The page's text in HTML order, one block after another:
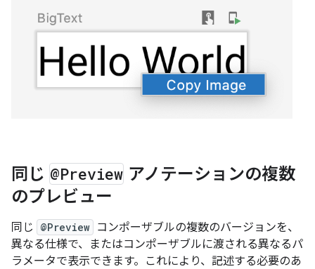
同じ @Preview アノテーションの複数
のプレビュー
同じ @Preview コンポーザブルの複数のバージョンを、
異なる仕様で、またはコンポーザブルに渡される異なるパ
ラメータで表示できます。これにより、記述する必要のあ